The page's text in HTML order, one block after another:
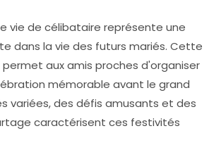
vie de célibataire représente une
dans la vie des futurs mariés. Cette
aux amis proches d'organiser
mémorable avant le grand
variées, des défis amusants et des
caractérisent ces festivités